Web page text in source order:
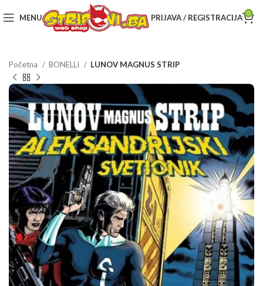
MENU PRIJAVA / REGISTRACIJA 0
Početna BONELLI LUNOV MAGNUS STRIP